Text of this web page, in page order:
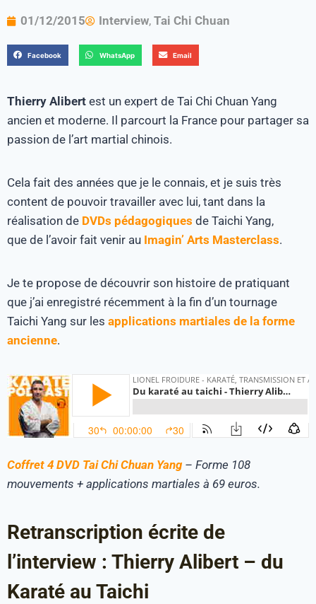
01/12/2015 Interview, Tai Chi Chuan
Facebook WhatsApp Email
Thierry Alibert est un expert de Tai Chi Chuan Yang
ancien et moderne. Il parcourt la France pour partager sa
passion de l’art martial chinois.
Cela fait des années que je le connais, et je suis très
content de pouvoir travailler avec lui, tant dans la
réalisation de DVDs pédagogiques de Taichi Yang,
que de l’avoir fait venir au Imagin’ Arts Masterclass.
Je te propose de découvrir son histoire de pratiquant
que j’ai enregistré récemment à la fin d’un tournage
Taichi Yang sur les applications martiales de la forme
ancienne.
Coffret 4 DVD Tai Chi Chuan Yang– Forme 108
mouvements + applications martiales à 69 euros.
Retranscription écrite de
l’interview : Thierry Alibert – du
Karaté au Taichi